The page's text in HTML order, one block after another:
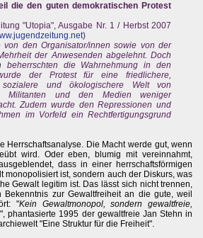
die den guten demokratischen Protest
"Utopia", Ausgabe Nr. 1 / Herbst 2007
)
von den Organisator/innen sowie von der
der Anwesenden abgelehnt. Doch
beherrschten die Wahrnehmung in den
der Protest für eine friedlichere,
sozialere und ökologischere Welt von
Militanten und den Medien weniger
Zudem wurde den Repressionen und
im Vorfeld ein Rechtfertigungsgrund
Herrschaftsanalyse. Die Macht werde gut, wenn
wird. Oder eben, blumig mit vereinnahmt,
dass in einer herrschaftsförmigen
monopolisiert ist, sondern auch der Diskurs, was
Gewalt legitim ist. Das lässt sich nicht trennen,
zur Gewaltfreiheit an die gute, weil
"Kein Gewaltmonopol, sondern gewaltfreie,
", phantasierte 1995 der gewaltfreie Jan Stehn in
"Eine Struktur für die Freiheit".